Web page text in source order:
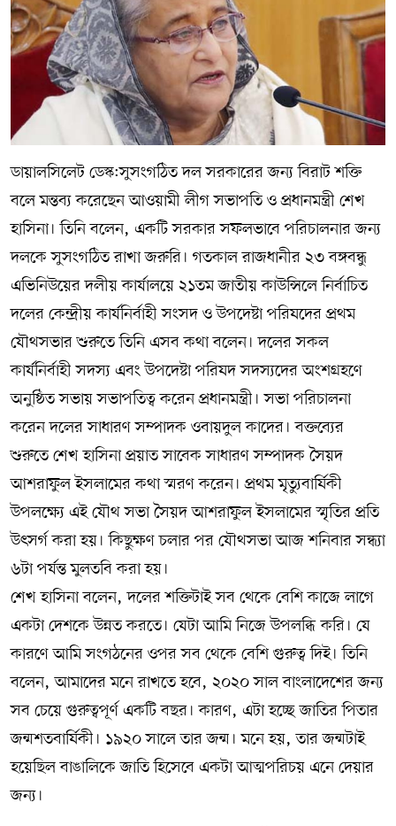
ডায়ালসিলেট ডেস্ক:সুসংগঠিত দল সরকারের জন্য বিরাট শক্তি
বলে মন্তব্য করেছেন আওয়ামী লীগ সভাপতি ও প্রধানমন্ত্রী শেখ
হাসিনা। তিনি বলেন, একটি সরকার সফলভাবে পরিচালনার জন্য
দলকে সুসংগঠিত রাখা জরুরি। গতকাল রাজধানীর ২৩ বঙ্গবন্ধু
এভিনিউয়ের দলীয় কার্যালয়ে ২১তম জাতীয় কাউন্সিলে নির্বাচিত
দলের কেন্দ্রীয় কার্যনির্বাহী সংসদ ও উপদেষ্টা পরিষদের প্রথম
যৌথসভার শুরুতে তিনি এসব কথা বলেন। দলের সকল
কার্যনির্বাহী সদস্য এবং উপদেষ্টা পরিষদ সদস্যদের অংশগ্রহণে
অনুষ্ঠিত সভায় সভাপতিত্ব করেন প্রধানমন্ত্রী। সভা পরিচালনা
করেন দলের সাধারণ সম্পাদক ওবায়দুল কাদের। বক্তব্যের
শুরুতে শেখ হাসিনা প্রয়াত সাবেক সাধারণ সম্পাদক সৈয়দ
আশরাফুল ইসলামের কথা স্মরণ করেন। প্রথম মৃত্যুবার্ষিকী
উপলক্ষ্যে এই যৌথ সভা সৈয়দ আশরাফুল ইসলামের স্মৃতির প্রতি
উৎসর্গ করা হয়। কিছুক্ষণ চলার পর যৌথসভা আজ শনিবার সন্ধ্যা
৬টা পর্যন্ত মুলতবি করা হয়।
শেখ হাসিনা বলেন, দলের শক্তিটাই সব থেকে বেশি কাজে লাগে
একটা দেশকে উন্নত করতে। যেটা আমি নিজে উপলব্ধি করি। যে
কারণে আমি সংগঠনের ওপর সব থেকে বেশি গুরুত্ব দিই। তিনি
বলেন, আমাদের মনে রাখতে হবে, ২০২০ সাল বাংলাদেশের জন্য
সব চেয়ে গুরুত্বপূর্ণ একটি বছর। কারণ, এটা হচ্ছে জাতির পিতার
জন্মশতবার্ষিকী। ১৯২০ সালে তার জন্ম। মনে হয়, তার জন্মটাই
হয়েছিল বাঙালিকে জাতি হিসেবে একটা আত্মপরিচয় এনে দেয়ার
জন্য।
সম্পাদকীয় কলাম
ABOUT US
DIAL SYLHET